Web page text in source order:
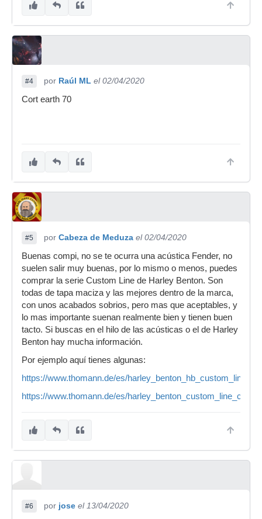
#4 por Raúl ML el 02/04/2020
Cort earth 70
#5 por Cabeza de Meduza el 02/04/2020
Buenas compi, no se te ocurra una acústica Fender, no
suelen salir muy buenas, por lo mismo o menos, puedes
comprar la serie Custom Line de Harley Benton. Son
todas de tapa maciza y las mejores dentro de la marca,
con unos acabados sobrios, pero mas que aceptables, y
lo mas importante suenan realmente bien y tienen buen
tacto. Si buscas en el hilo de las acústicas o el de Harley
Benton hay mucha información.
Por ejemplo aquí tienes algunas:
https://www.thomann.de/es/
https://www.thomann.de/es/
#6 por jose el 13/04/2020